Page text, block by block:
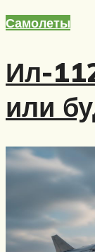
Самолеты
Ил-
или